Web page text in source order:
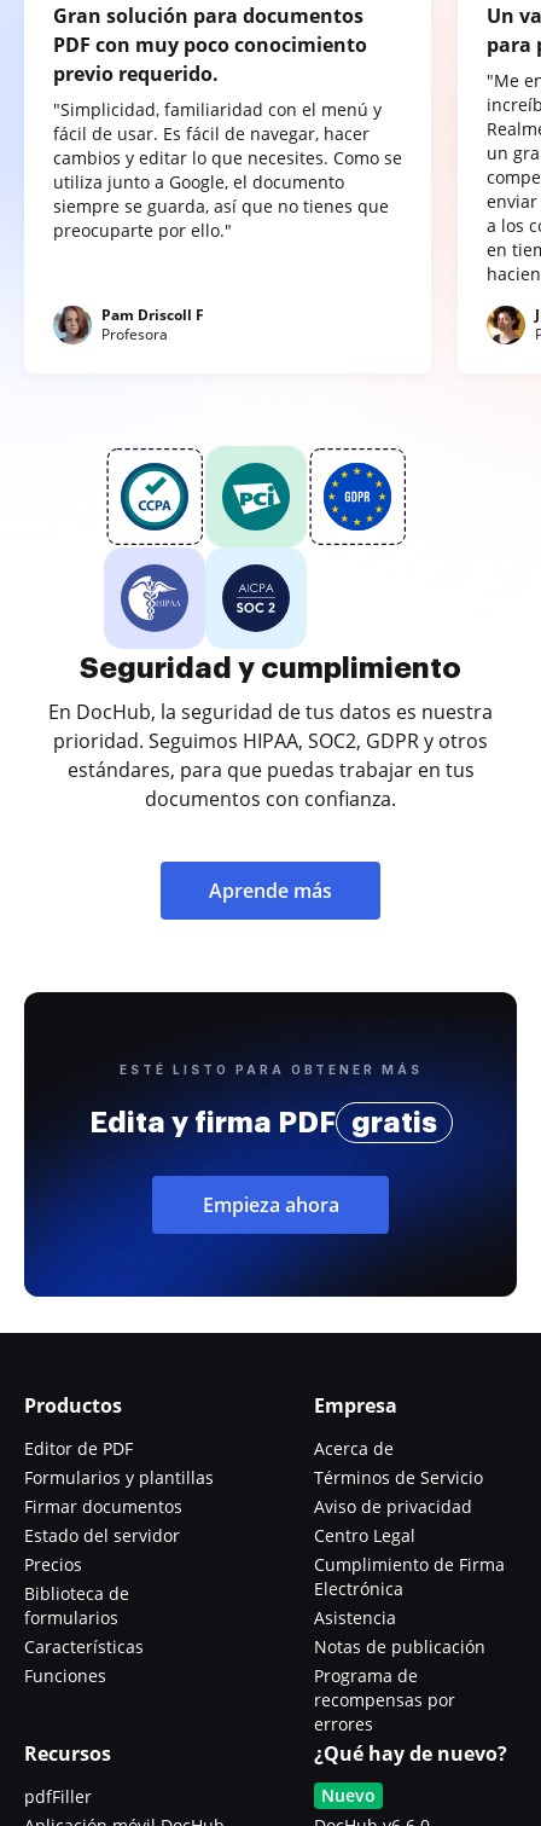
Gran solución para documentos
PDF con muy poco conocimiento
previo requerido.
"Simplicidad, familiaridad con el menú y
fácil de usar. Es fácil de navegar, hacer
cambios y editar lo que necesites. Como se
utiliza junto a Google, el documento
siempre se guarda, así que no tienes que
preocuparte por ello."
Pam Driscoll F
Profesora
Un
para
"Me
un
a los
en
Seguridad y cumplimiento
En DocHub, la seguridad de tus datos es nuestra
prioridad. Seguimos HIPAA, SOC2, GDPR y otros
estándares, para que puedas trabajar en tus
documentos con confianza.
Aprende más
ESTÉ LISTO PARA OBTENER MÁS
Edita y firma PDF gratis
Empieza ahora
Productos
Editor de PDF
Formularios y plantillas
Firmar documentos
Estado del servidor
Precios
Biblioteca de
formularios
Características
Funciones
Empresa
Acerca de
Términos de Servicio
Aviso de privacidad
Centro Legal
Cumplimiento de Firma
Electrónica
Asistencia
Notas de publicación
Programa de
recompensas por
errores
Recursos
pdfFiller
¿Qué hay de nuevo?
Nuevo